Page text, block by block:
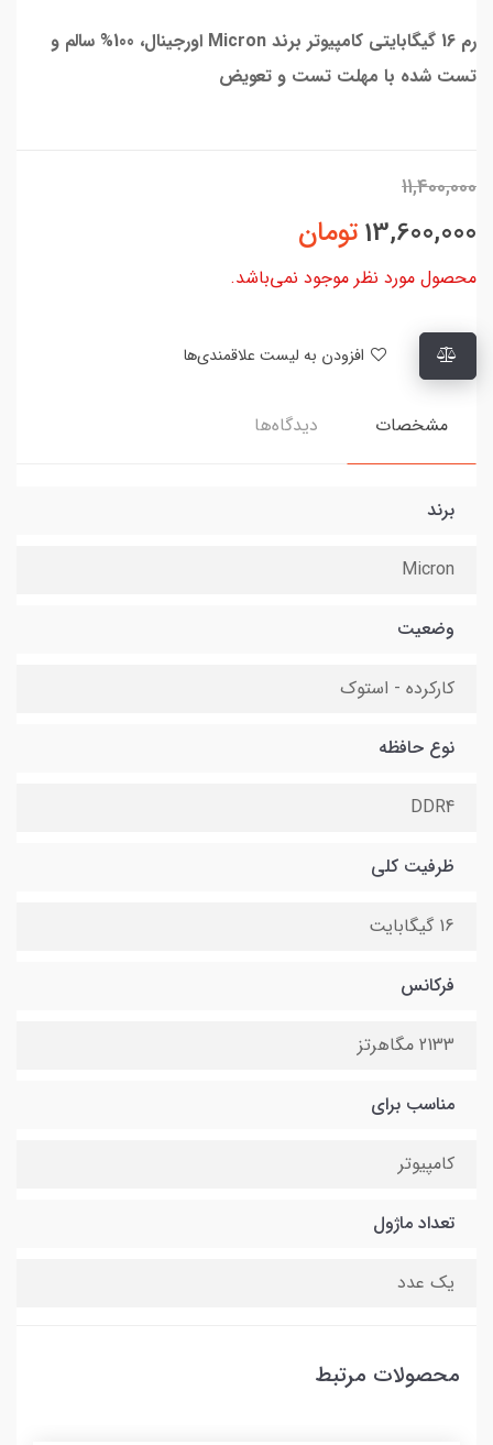
رم 16 گیگابایتی کامپیوتر برند Micron اورجینال، 100% سالم و
تست شده با مهلت تست و تعویض
11,400,000
13,600,000تومان
محصول مورد نظر موجود نمی‌باشد.
مشخصات دیدگاه‌ها
برند
Micron
وضعیت
کارکرده - استوک
نوع حافظه
DDR4
ظرفیت کلی
16 گیگابایت
فرکانس
2133 مگاهرتز
مناسب برای
کامپیوتر
تعداد ماژول
یک عدد
محصولات مرتبط